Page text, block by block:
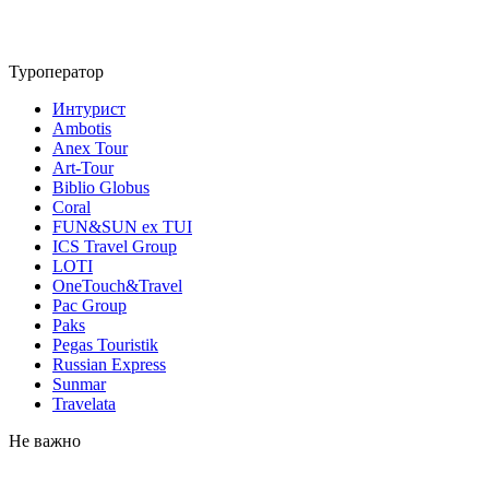
Туроператор
Интурист
Ambotis
Anex Tour
Art-Tour
Biblio Globus
Coral
FUN&SUN ex TUI
ICS Travel Group
LOTI
OneTouch&Travel
Pac Group
Paks
Pegas Touristik
Russian Express
Sunmar
Travelata
Не важно